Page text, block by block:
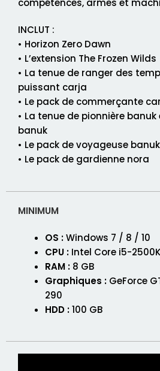
compétences, armes et
INCLUT :
• Horizon Zero Dawn
• L’extension The Frozen Wilds
• La tenue de ranger des
puissant carja
• Le pack de commerçante
• La tenue de pionnière
banuk
• Le pack de voyageuse banuk
• Le pack de gardienne nora
MINIMUM
OS :Windows 7 / 8 / 10
CPU : Intel Core i5-
RAM : 8 GB
Graphiques : GeForce
290
HDD :100 GB